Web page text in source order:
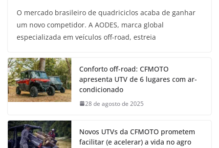
O mercado brasileiro de quadriciclos acaba de ganhar
um novo competidor. A AODES, marca global
especializada em veículos off-road, estreia
Conforto off-road: CFMOTO
apresenta UTV de 6 lugares com ar-
condicionado
28 de agosto de 2025
Novos UTVs da CFMOTO prometem
facilitar (e acelerar) a vida no agro